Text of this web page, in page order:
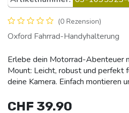
(0 Rezension)
Oxford Fahrrad-Handyhalterung
Erlebe dein Motorrad-Abenteuer
Mount: Leicht, robust und perfekt
deine Kamera. Einfach montieren
CHF 39.90